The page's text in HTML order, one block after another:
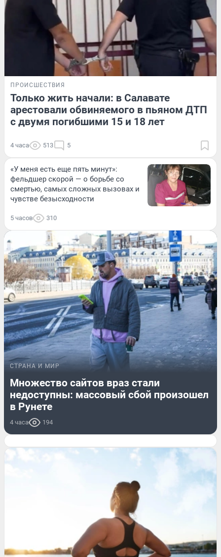
ПРОИСШЕСТВИЯ
Только жить начали: в Салавате
арестовали обвиняемого в пьяном ДТП
с двумя погибшими 15 и 18 лет
4 часа 513 5
«У меня есть еще пять минут»:
фельдшер скорой — о борьбе со
смертью, самых сложных вызовах и
чувстве безысходности
5 часов 310
СТРАНА И МИР
Множество сайтов враз стали
недоступны: массовый сбой произошел
в Рунете
4 часа 194